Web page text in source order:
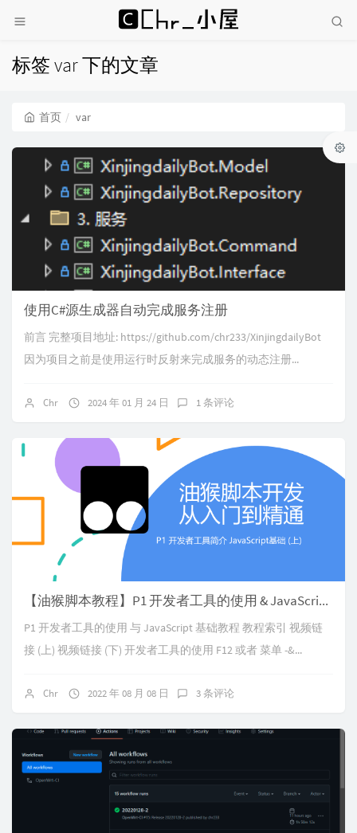
标签 var 下的文章
首页 var
使用C#源生成器自动完成服务注册
前言 完整项目地址: https://github.com/chr233/XinjingdailyBot
因为项目之前是使用运行时反射来完成服务的动态注册...
Chr 2024 年 01 月 24 日 1 条评论
【油猴脚本教程】P1 开发者工具的使用 & JavaScript 基础教程
P1 开发者工具的使用 与 JavaScript 基础教程 教程索引 视频链
接 (上) 视频链接 (下) 开发者工具的使用 F12 或者 菜单 -&...
Chr 2022 年 08 月 08 日 3 条评论